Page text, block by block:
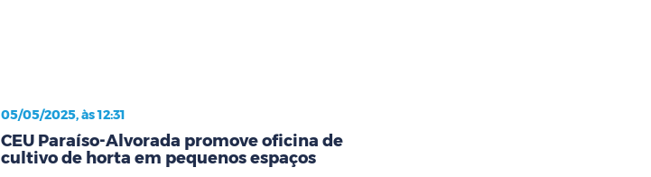
05/05/2025, às 12:31
CEU Paraíso-Alvorada promove oficina de
cultivo de horta em pequenos espaços